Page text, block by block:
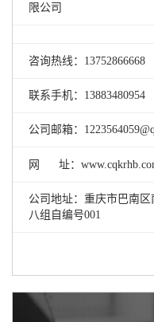
限公司
咨询热线：
联系手机：13883480954
公司邮箱：
网 址：
公司地址：重庆市巴南
八组自编号001